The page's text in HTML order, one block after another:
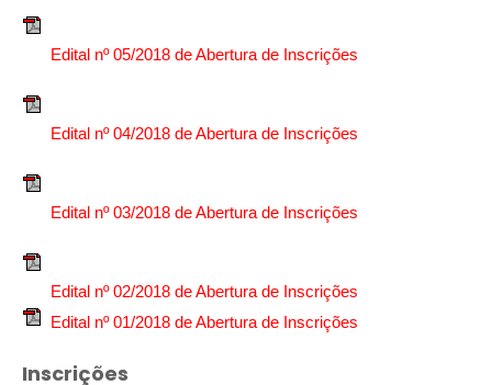
Edital nº 05/2018 de Abertura de Inscrições
Edital nº 04/2018 de Abertura de Inscrições
Edital nº 03/2018 de Abertura de Inscrições
Edital nº 02/2018 de Abertura de Inscrições
Edital nº 01/2018 de Abertura de Inscrições
Inscrições